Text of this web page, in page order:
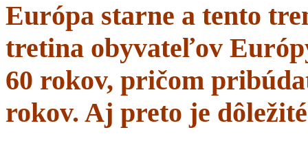
Európa starne a tento
tretina obyvateľov
60 rokov, pričom
rokov. Aj preto je